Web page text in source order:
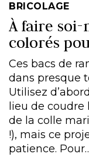
BRICOLAGE
À faire soi-
colorés
Ces bacs de
dans presque
Utilisez
lieu de coudre
de la colle
!), mais ce
patience.